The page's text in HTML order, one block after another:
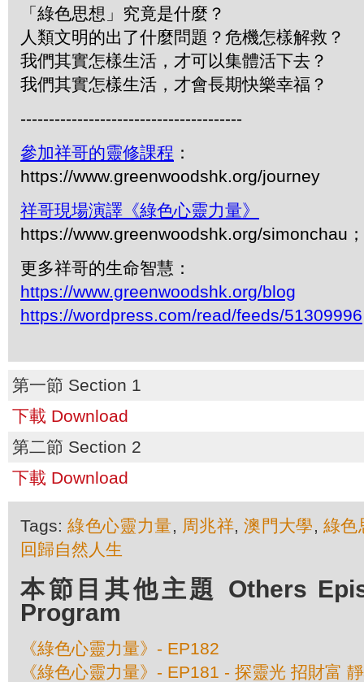
「綠色思想」究竟是什麼？
人類文明的出了什麼問題？危機怎樣解救？
我們其實怎樣生活，才可以集體活下去？
我們其實怎樣生活，才會長期快樂幸福？
---------------------------------------
參加祥哥的靈修課程 ：
https://www.greenwoodshk.org/journey
祥哥現場演譯《綠色心靈力量》
https://www.greenwoodshk.org/simonchau
更多祥哥的生命智慧：
https://www.greenwoodshk.org/blog
https://wordpress.com/read/feeds/51309996
第一節 Section 1
下載 Download
第二節 Section 2
下載 Download
Tags:綠色心靈力量, 周兆祥,澳門大學,綠色
回歸自然人生
本節目其他主題 Others
Program
《綠色心靈力量》- EP182
《綠色心靈力量》- EP181 - 探靈光 招財富